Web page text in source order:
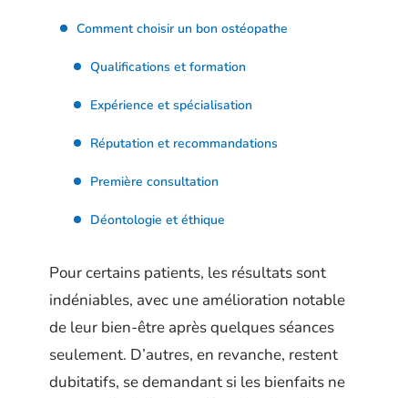
Comment choisir un bon ostéopathe
Qualifications et formation
Expérience et spécialisation
Réputation et recommandations
Première consultation
Déontologie et éthique
Pour certains patients, les résultats sont
indéniables, avec une amélioration notable
de leur bien-être après quelques séances
seulement. D’autres, en revanche, restent
dubitatifs, se demandant si les bienfaits ne